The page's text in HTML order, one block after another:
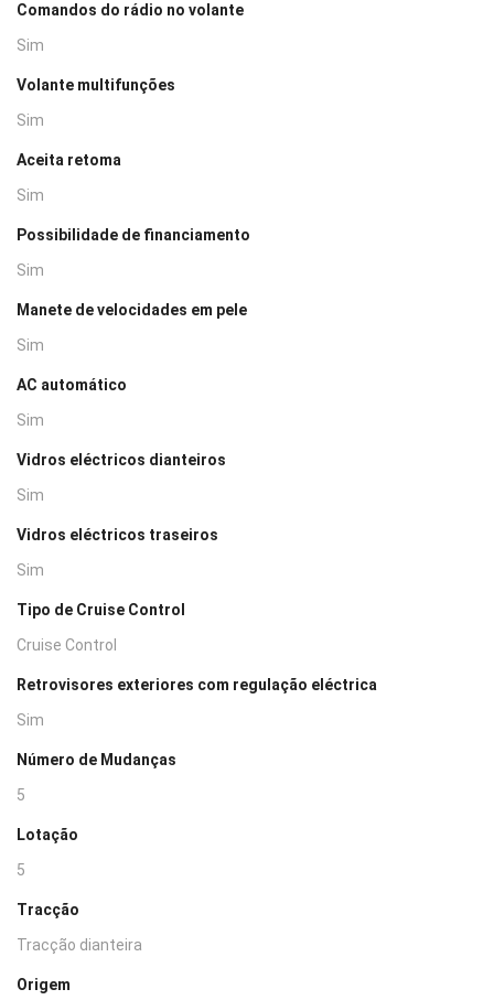
Comandos do rádio no volante
Sim
Volante multifunções
Sim
Aceita retoma
Sim
Possibilidade de financiamento
Sim
Manete de velocidades em pele
Sim
AC automático
Sim
Vidros eléctricos dianteiros
Sim
Vidros eléctricos traseiros
Sim
Tipo de Cruise Control
Cruise Control
Retrovisores exteriores com regulação eléctrica
Sim
Número de Mudanças
5
Lotação
5
Tracção
Tracção dianteira
Origem